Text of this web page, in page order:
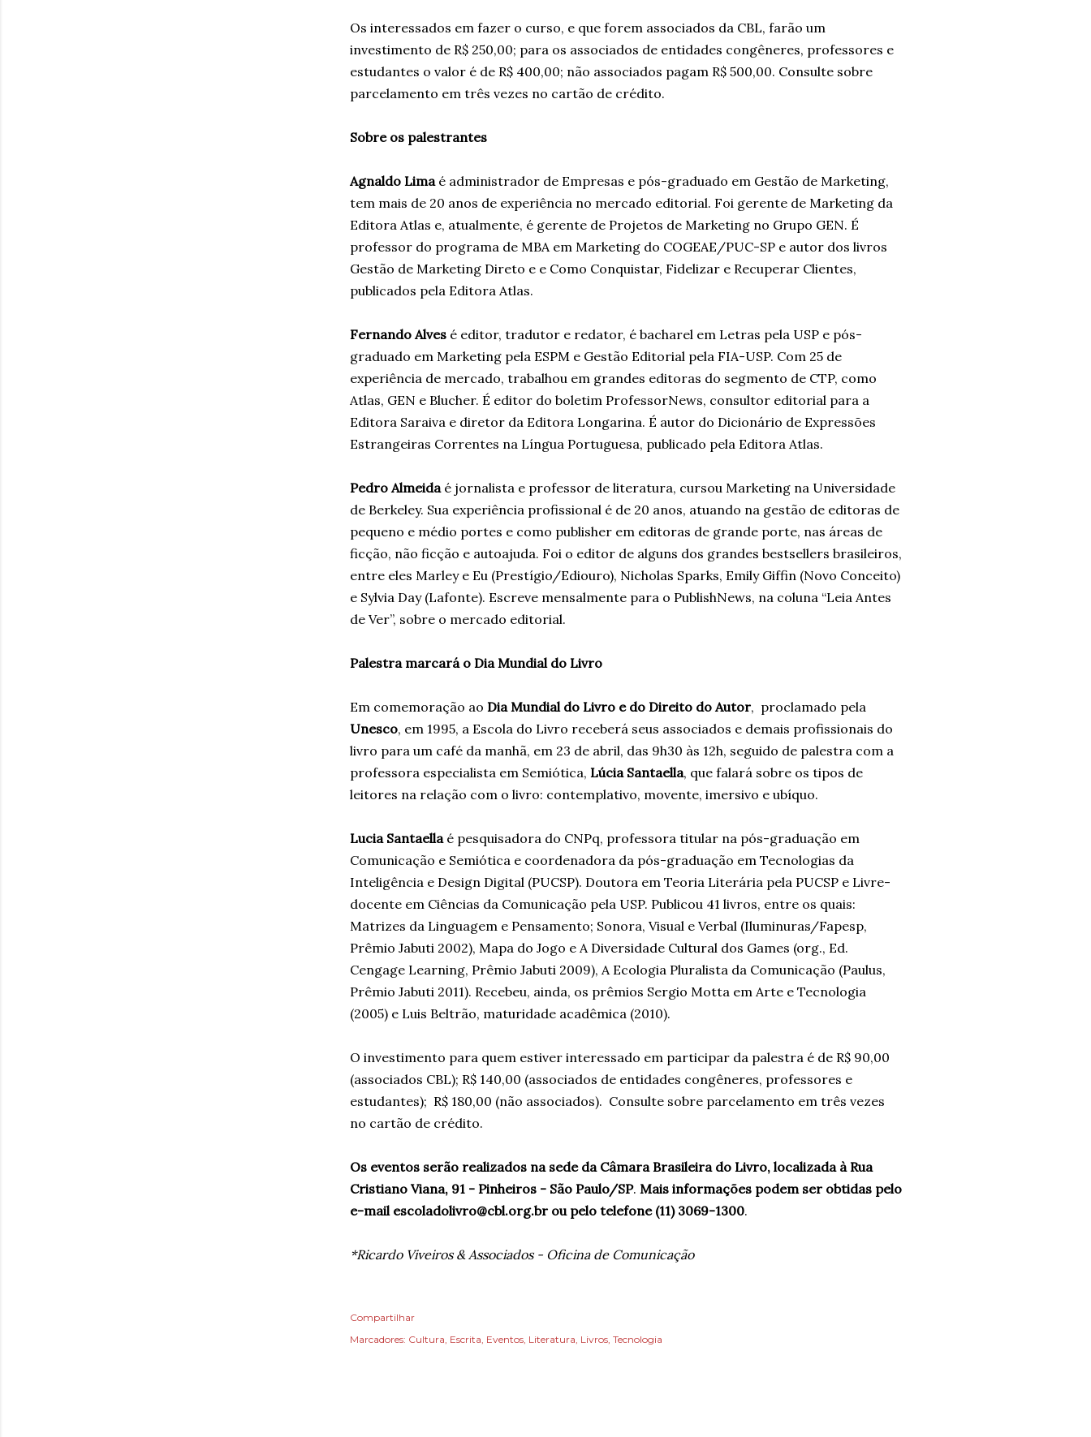
Os interessados em fazer o curso, e que forem associados da CBL, farão um
investimento de R$ 250,00; para os associados de entidades congêneres, professores e
estudantes o valor é de R$ 400,00; não associados pagam R$ 500,00. Consulte sobre
parcelamento em três vezes no cartão de crédito.
Sobre os palestrantes
Agnaldo Limaé administrador de Empresas e pós-graduado em Gestão de Marketing,
tem mais de 20 anos de experiência no mercado editorial. Foi gerente de Marketing da
Editora Atlas e, atualmente, é gerente de Projetos de Marketing no Grupo GEN. É
professor do programa de MBA em Marketing do COGEAE/PUC-SP e autor dos livros
Gestão de Marketing Direto e e Como Conquistar, Fidelizar e Recuperar Clientes,
publicados pela Editora Atlas.
Fernando Alves é editor, tradutor e redator, é bacharel em Letras pela USP e pós-
graduado em Marketing pela ESPM e Gestão Editorial pela FIA-USP. Com 25 de
experiência de mercado, trabalhou em grandes editoras do segmento de CTP, como
Atlas, GEN e Blucher. É editor do boletim ProfessorNews, consultor editorial para a
Editora Saraiva e diretor da Editora Longarina. É autor do Dicionário de Expressões
Estrangeiras Correntes na Língua Portuguesa, publicado pela Editora Atlas.
Pedro Almeidaé jornalista e professor de literatura, cursou Marketing na Universidade
de Berkeley. Sua experiência profissional é de 20 anos, atuando na gestão de editoras de
pequeno e médio portes e como publisher em editoras de grande porte, nas áreas de
ficção, não ficção e autoajuda. Foi o editor de alguns dos grandes bestsellers brasileiros,
entre eles Marley e Eu (Prestígio/Ediouro), Nicholas Sparks, Emily Giffin (Novo Conceito)
e Sylvia Day (Lafonte). Escreve mensalmente para o PublishNews, na coluna “Leia Antes
de Ver”, sobre o mercado editorial.
Palestra marcará o Dia Mundial do Livro
Em comemoração ao Dia Mundial do Livro e do Direito do Autor, proclamado pela
Unesco, em 1995, a Escola do Livro receberá seus associados e demais profissionais do
livro para um café da manhã, em 23 de abril, das 9h30 às 12h, seguido de palestra com a
professora especialista em Semiótica, Lúcia Santaella, que falará sobre os tipos de
leitores na relação com o livro: contemplativo, movente, imersivo e ubíquo.
Lucia Santaellaé pesquisadora do CNPq, professora titular na pós-graduação em
Comunicação e Semiótica e coordenadora da pós-graduação em Tecnologias da
Inteligência e Design Digital (PUCSP). Doutora em Teoria Literária pela PUCSP e Livre-
docente em Ciências da Comunicação pela USP. Publicou 41 livros, entre os quais:
Matrizes da Linguagem e Pensamento; Sonora, Visual e Verbal (Iluminuras/Fapesp,
Prêmio Jabuti 2002), Mapa do Jogo e A Diversidade Cultural dos Games (org., Ed.
Cengage Learning, Prêmio Jabuti 2009), A Ecologia Pluralista da Comunicação (Paulus,
Prêmio Jabuti 2011). Recebeu, ainda, os prêmios Sergio Motta em Arte e Tecnologia
(2005) e Luis Beltrão, maturidade acadêmica (2010).
O investimento para quem estiver interessado em participar da palestra é de R$ 90,00
(associados CBL); R$ 140,00 (associados de entidades congêneres, professores e
estudantes); R$ 180,00 (não associados). Consulte sobre parcelamento em três vezes
no cartão de crédito.
Os eventos serão realizados na sede da Câmara Brasileira do Livro, localizada à Rua
Cristiano Viana, 91 - Pinheiros - São Paulo/SP. Mais informações podem ser obtidas pelo
e-mail escoladolivro@cbl.org.br ou pelo telefone (11) 3069-1300.
*Ricardo Viveiros & Associados - Oficina de Comunicação
Compartilhar
Marcadores: Cultura Escrita Eventos Literatura Livros Tecnologia